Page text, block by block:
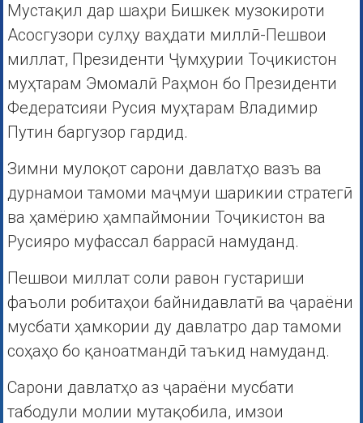
Мустақил дар шаҳри Бишкек музокироти
Асосгузори сулҳу ваҳдати миллӣ-Пешвои
миллат, Президенти Ҷумҳурии Тоҷикистон
муҳтарам Эмомалӣ Раҳмон бо Президенти
Федератсияи Русия муҳтарам Владимир
Путин баргузор гардид.
Зимни мулоқот сарони давлатҳо вазъ ва
дурнамои тамоми маҷмуи шарикии стратегӣ
ва ҳамёрию ҳампаймонии Тоҷикистон ва
Русияро муфассал баррасӣ намуданд.
Пешвои миллат соли равон густариши
фаъоли робитаҳои байнидавлатӣ ва ҷараёни
мусбати ҳамкории ду давлатро дар тамоми
соҳаҳо бо қаноатмандӣ таъкид намуданд.
Сарони давлатҳо аз ҷараёни мусбати
табодули молии мутақобила, имзои